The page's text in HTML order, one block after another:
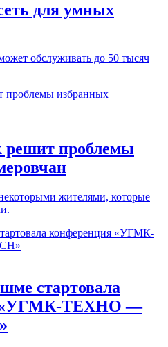
для умных
обслуживать до 50 тысяч
проблемы
жителями, которые
стартовала
«УГМК-ТЕХНО —